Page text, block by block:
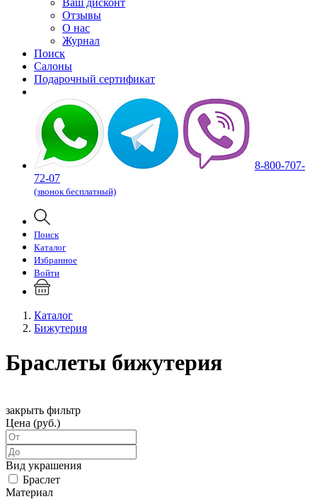
Ваш дисконт
Отзывы
О нас
Журнал
Поиск
Салоны
Подарочный сертификат
8-800-707-
72-07
(звонок бесплатный)
Поиск
Каталог
Избранное
Войти
Каталог
Бижутерия
Браслеты бижутерия
закрыть фильтр
Цена (руб.)
Вид украшения
Браслет
Материал